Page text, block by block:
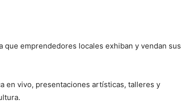
que emprendedores locales exhiban y vendan sus
en vivo, presentaciones artísticas, talleres y